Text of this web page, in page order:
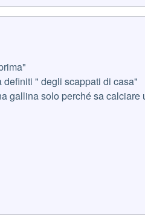
" degli scappati di casa"
gallina solo perché sa calciare